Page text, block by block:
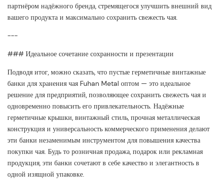
партнёром надёжного бренда, стремящегося улучшить внешний вид
вашего продукта и максимально сохранить свежесть чая.
---
### Идеальное сочетание сохранности и презентации
Подводя итог, можно сказать, что пустые герметичные винтажные
банки для хранения чая Fuhan Metal оптом — это идеальное
решение для предприятий, позволяющее сохранить свежесть чая и
одновременно повысить его привлекательность. Надёжные
герметичные крышки, винтажный стиль, прочная металлическая
конструкция и универсальность коммерческого применения делают
эти банки незаменимым инструментом для повышения качества
покупки чая. Будь то розничная продажа, подарок или рекламная
продукция, эти банки сочетают в себе качество и элегантность в
одной изящной упаковке.